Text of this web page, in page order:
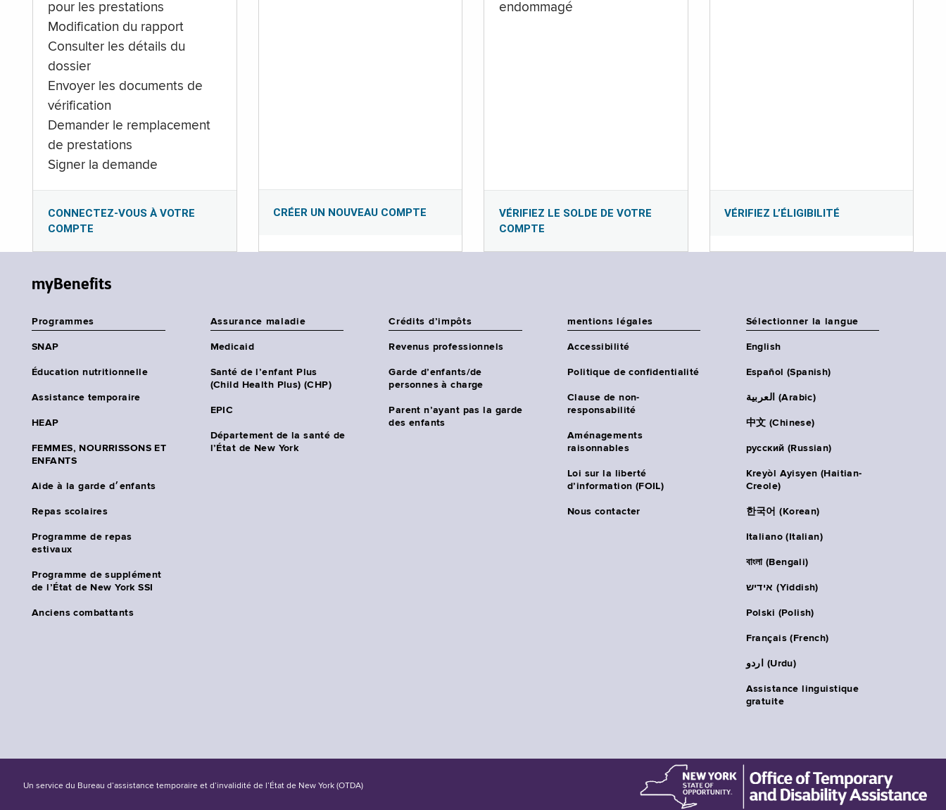
pour les prestations
Modification du rapport
Consulter les détails du
dossier
Envoyer les documents de
vérification
Demander le remplacement
de prestations
Signer la demande
CONNECTEZ-VOUS À VOTRE
COMPTE
CRÉER UN NOUVEAU COMPTE
endommagé
VÉRIFIEZ LE SOLDE DE VOTRE
COMPTE
VÉRIFIEZ L’ÉLIGIBILITÉ
myBenefits
Programmes
SNAP
Éducation nutritionnelle
Assistance temporaire
HEAP
FEMMES, NOURRISSONS ET
ENFANTS
Aide à la garde d׳enfants
Repas scolaires
Programme de repas
estivaux
Programme de supplément
de l’État de New York SSI
Anciens combattants
Assurance maladie
Medicaid
Santé de l’enfant Plus
(Child Health Plus) (CHP)
EPIC
Département de la santé de
l’État de New York
Crédits d’impôts
Revenus professionnels
Garde d’enfants/de
personnes à charge
Parent n’ayant pas la garde
des enfants
mentions légales
Accessibilité
Politique de confidentialité
Clause de non-
responsabilité
Aménagements
raisonnables
Loi sur la liberté
d’information (FOIL)
Nous contacter
Sélectionner la langue
English
Español (Spanish)
العربية (Arabic)
中文 (Chinese)
русский (Russian)
Kreyòl Ayisyen (Haitian-
Creole)
한국어 (Korean)
Italiano (Italian)
বাংলা (Bengali)
אידיש (Yiddish)
Polski (Polish)
Français (French)
اردو (Urdu)
Assistance linguistique
gratuite
Un service du Bureau d’assistance temporaire et d’invalidité de l’État de New York (OTDA)